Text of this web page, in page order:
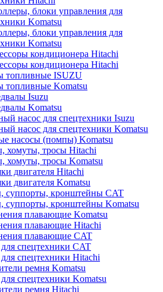
блоки управления для
Komatsu
блоки управления для
Komatsu
кондиционера Hitachi
кондиционера Hitachi
топливные ISUZU
топливные Komatsu
Isuzu
Komatsu
насос для спецтехники Isuzu
насос для спецтехники Komatsu
насосы (помпы) Komatsu
хомуты, тросы Hitachi
хомуты, тросы Komatsu
двигателя Hitachi
двигателя Komatsu
суппорты, кронштейны CAT
суппорты, кронштейны Komatsu
плавающие Komatsu
плавающие Hitachi
плавающие CAT
спецтехники CAT
спецтехники Hitachi
ремня Komatsu
спецтехники Komatsu
ремня Hitachi